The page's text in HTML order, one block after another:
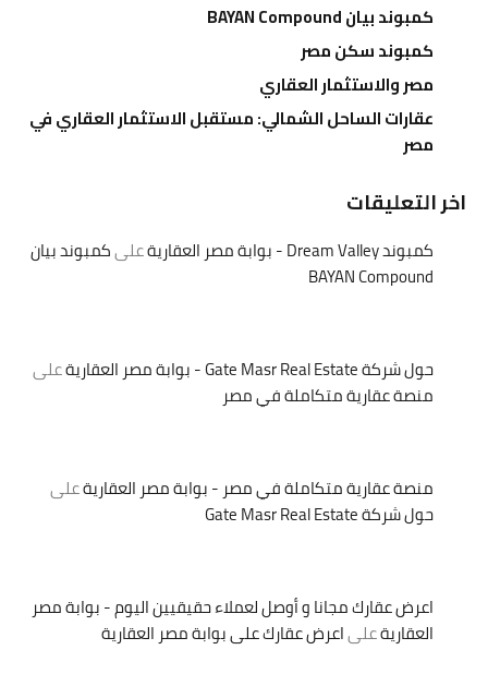
كمبوند بيان BAYAN Compound
كمبوند سكن مصر
مصر والاستثمار العقاري
عقارات الساحل الشمالي: مستقبل الاستثمار العقاري في
مصر
اخر التعليقات
كمبوند Dream Valley - بوابة مصر العقارية علىكمبوند بيان
BAYAN Compound
حول شركة Gate Masr Real Estate - بوابة مصر العقارية
على
منصة عقارية متكاملة في مصر
منصة عقارية متكاملة في مصر - بوابة مصر العقاريةعلى
حول شركة Gate Masr Real Estate
اعرض عقارك مجانا و أوصل لعملاء حقيقيين اليوم - بوابة مصر
العقاريةعلىاعرض عقارك على بوابة مصر العقارية